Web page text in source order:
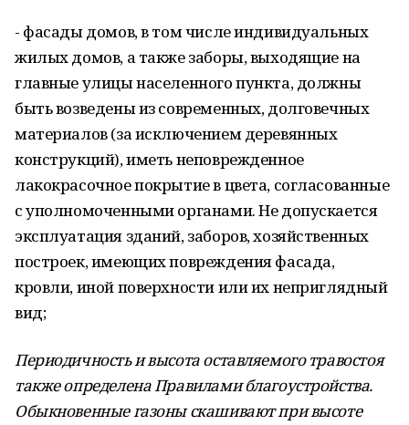
- фасады домов, в том числе индивидуальных
жилых домов, а также заборы, выходящие на
главные улицы населенного пункта, должны
быть возведены из современных, долговечных
материалов (за исключением деревянных
конструкций), иметь неповрежденное
лакокрасочное покрытие в цвета, согласованные
с уполномоченными органами. Не допускается
эксплуатация зданий, заборов, хозяйственных
построек, имеющих повреждения фасада,
кровли, иной поверхности или их неприглядный
вид;
Периодичность и высота оставляемого травостоя
также определена Правилами благоустройства.
Обыкновенные газоны скашивают при высоте